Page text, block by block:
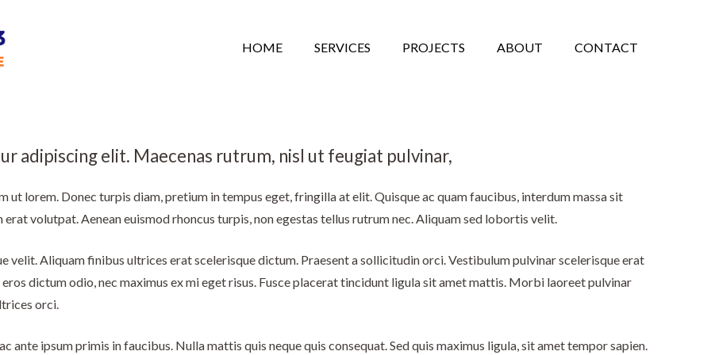
HOME SERVICES PROJECTS ABOUT CONTACT
adipiscing elit. Maecenas rutrum, nisl ut feugiat pulvinar,
lorem. Donec turpis diam, pretium in tempus eget, fringilla at elit. Quisque ac quam faucibus, interdum massa sit
volutpat. Aenean euismod rhoncus turpis, non egestas tellus rutrum nec. Aliquam sed lobortis velit.
velit. Aliquam finibus ultrices erat scelerisque dictum. Praesent a sollicitudin orci. Vestibulum pulvinar scelerisque erat
dictum odio, nec maximus ex mi eget risus. Fusce placerat tincidunt ligula sit amet mattis. Morbi laoreet pulvinar
orci.
ante ipsum primis in faucibus. Nulla mattis quis neque quis consequat. Sed quis maximus ligula, sit amet tempor sapien.